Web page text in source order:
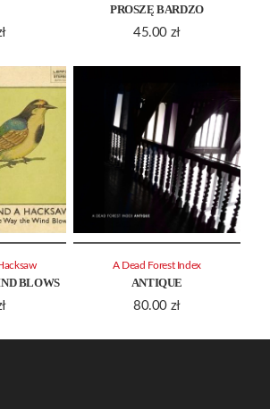
PROSZĘ BARDZO
45.00 zł
BLOWS
ANTIQUE
80.00 zł
A Dead Forest Index